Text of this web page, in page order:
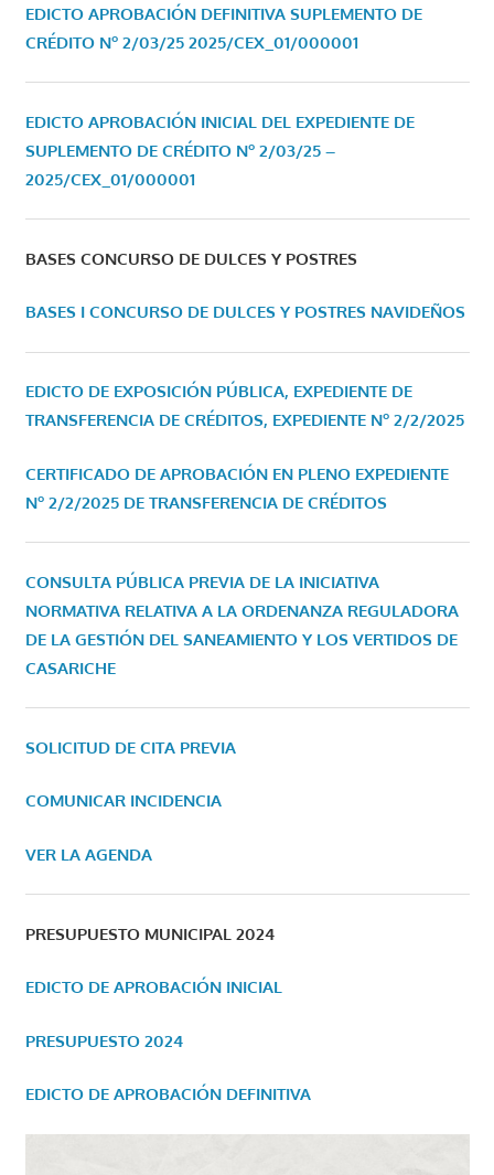
EDICTO APROBACIÓN DEFINITIVA SUPLEMENTO DE
CRÉDITO Nº 2/03/25 2025/CEX_01/000001
EDICTO APROBACIÓN INICIAL DEL EXPEDIENTE DE
SUPLEMENTO DE CRÉDITO Nº 2/03/25 –
2025/CEX_01/000001
BASES CONCURSO DE DULCES Y POSTRES
BASES I CONCURSO DE DULCES Y POSTRES NAVIDEÑOS
EDICTO DE EXPOSICIÓN PÚBLICA, EXPEDIENTE DE
TRANSFERENCIA DE CRÉDITOS, EXPEDIENTE Nº 2/2/2025
CERTIFICADO DE APROBACIÓN EN PLENO EXPEDIENTE
Nº 2/2/2025 DE TRANSFERENCIA DE CRÉDITOS
CONSULTA PÚBLICA PREVIA DE LA INICIATIVA
NORMATIVA RELATIVA A LA ORDENANZA REGULADORA
DE LA GESTIÓN DEL SANEAMIENTO Y LOS VERTIDOS DE
CASARICHE
SOLICITUD DE CITA PREVIA
COMUNICAR INCIDENCIA
VER LA AGENDA
PRESUPUESTO MUNICIPAL 2024
EDICTO DE APROBACIÓN INICIAL
PRESUPUESTO 2024
EDICTO DE APROBACIÓN DEFINITIVA